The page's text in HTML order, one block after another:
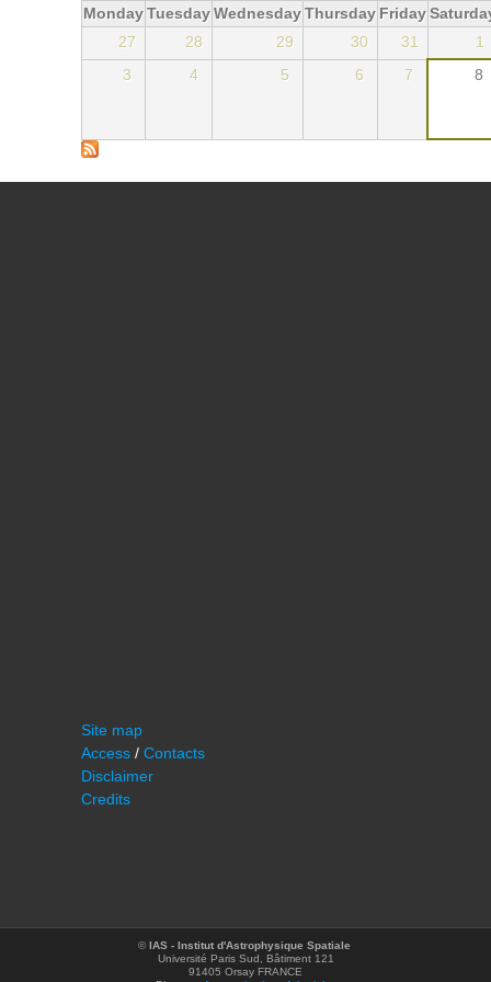
MondayTuesdayWednesdayThursday Friday
27
28 29 30 31
1
3
4 5 6 7 8
Site map
Access / Contacts
Disclaimer
Credits
©IAS - Institut d'Astrophysique Spatiale
Université Paris Sud, Bâtiment 121
91405 Orsay FRANCE